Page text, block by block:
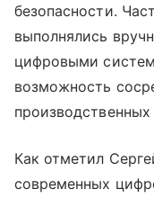
безопасности.
выполнялись
цифровыми
возможность
производственных
Как отметил
современных